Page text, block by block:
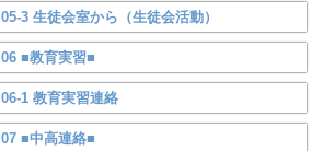
05-3 生徒会室から（生徒会活動）
06 ■教育実習■
06-1 教育実習連絡
07 ■中高連絡■